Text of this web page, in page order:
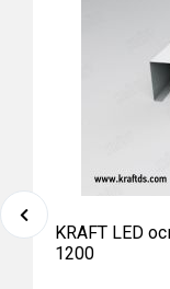
KRAFT LED
1200